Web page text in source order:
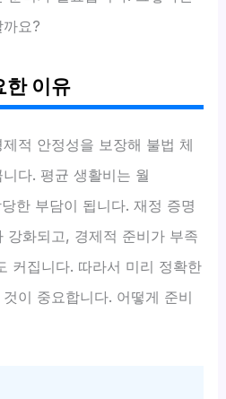
요?
한 이유
적 안정성을 보장해 불법 체
다. 평균 생활비는 월
당한 부담이 됩니다. 재정 증명
강화되고, 경제적 준비가 부족
커집니다. 따라서 미리 정확한
이 중요합니다. 어떻게 준비